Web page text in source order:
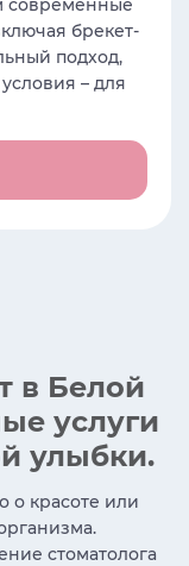
современные
брекет-
подход,
– для
в Белой
услуги
улыбки.
о красоте или
стоматолога